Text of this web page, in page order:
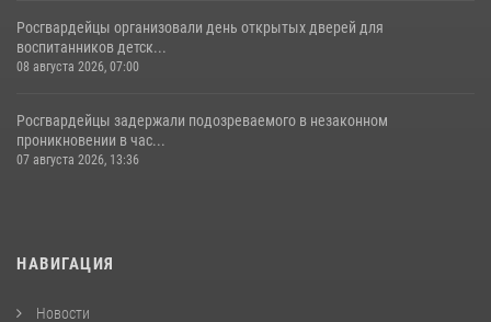
Росгвардейцы организовали день открытых дверей для
воспитанников детск...
08 августа 2026, 07:00
Росгвардейцы задержали подозреваемого в незаконном
проникновении в час...
07 августа 2026, 13:36
НАВИГАЦИЯ
Новости